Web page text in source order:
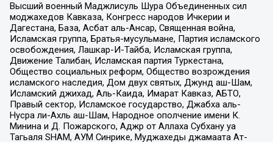
Высший военный Маджлисуль Шура Объединенных сил
моджахедов Кавказа, Конгресс народов Ичкерии и
Дагестана, База, Асбат аль-Ансар, Священная война,
Исламская группа, Братья-мусульмане, Партия исламского
освобождения, Лашкар-И-Тайба, Исламская группа,
Движение Талибан, Исламская партия Туркестана,
Общество социальных реформ, Общество возрождения
исламского наследия, Дом двух святых, Джунд аш-Шам,
Исламский джихад, Аль-Каида, Имарат Кавказ, АБТО,
Правый сектор, Исламское государство, Джабха аль-
Нусра ли-Ахль аш-Шам, Народное ополчение имени К.
Минина и Д. Пожарского, Аджр от Аллаха Субхану уа
Тагьаля SHAM, АУМ Синрике, Муджахеды джамаата Ат-